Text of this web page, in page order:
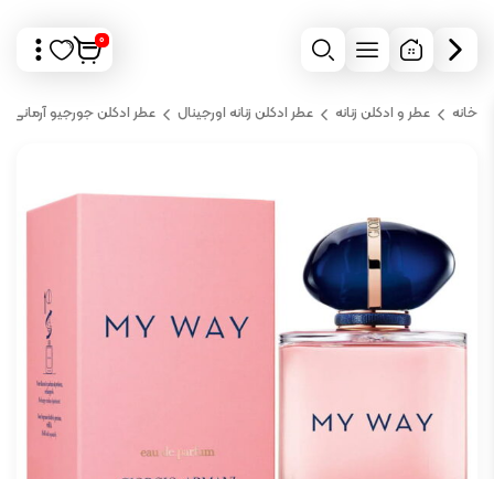
0
خانه عطر و ادکلن زنانه عطر ادکلن زنانه اورجینال عطر ادکلن جورجیو آرمانی